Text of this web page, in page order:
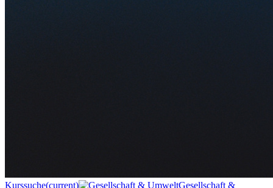
Kurssuche(current)
Gesellschaft &